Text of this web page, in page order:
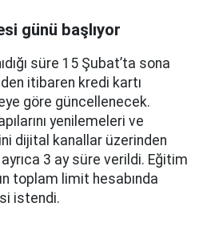
günü başlıyor
süre 15 Şubat’ta sona
itibaren kredi kartı
göre güncellenecek.
yenilemeleri ve
dijital kanallar üzerinden
3 ay süre verildi. Eğitim
toplam limit hesabında
istendi.